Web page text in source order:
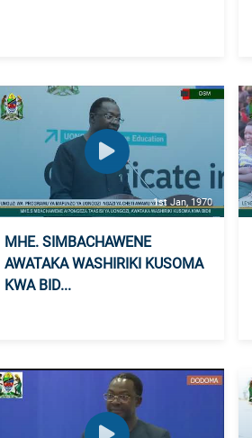
1st Jan, 1970
MHE. SIMBACHAWENE
AWATAKA WASHIRIKI KUSOMA
KWA BID...